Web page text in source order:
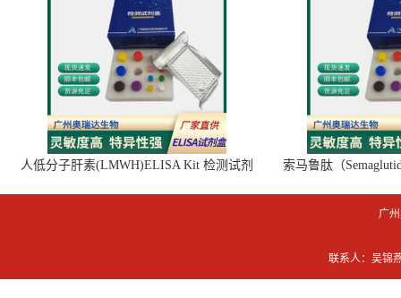
人低分子肝素(LMWH)ELISA Kit 检测试剂
索马鲁肽（
广
联系人：吴锦